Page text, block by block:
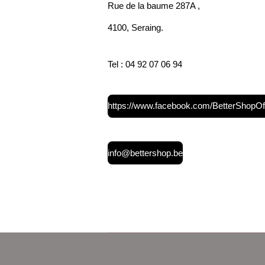
Rue de la baume 287A ,
4100, Seraing.
Tel : 04 92 07 06 94
https://www.facebook.com/
info@bettershop.be